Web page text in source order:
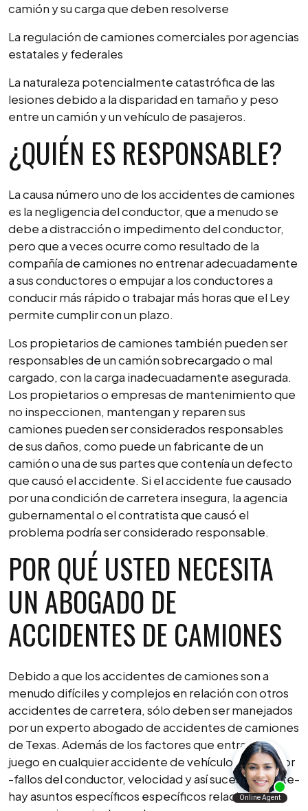
camión y su carga que deben resolverse
La regulación de camiones comerciales por agencias
estatales y federales
La naturaleza potencialmente catastrófica de las
lesiones debido a la disparidad en tamaño y peso
entre un camión y un vehículo de pasajeros.
¿QUIÉN ES RESPONSABLE?
La causa número uno de los accidentes de camiones
es la negligencia del conductor, que a menudo se
debe a distracción o impedimento del conductor,
pero que a veces ocurre como resultado de la
compañía de camiones no entrenar adecuadamente
a sus conductores o empujar a los conductores a
conducir más rápido o trabajar más horas que el Ley
permite cumplir con un plazo.
Los propietarios de camiones también pueden ser
responsables de un camión sobrecargado o mal
cargado, con la carga inadecuadamente asegurada.
Los propietarios o empresas de mantenimiento que
no inspeccionen, mantengan y reparen sus
camiones pueden ser considerados responsables
de sus daños, como puede un fabricante de un
camión o una de sus partes que contenía un defecto
que causó el accidente. Si el accidente fue causado
por una condición de carretera insegura, la agencia
gubernamental o el contratista que causó el
problema podría ser considerado responsable.
POR QUÉ USTED NECESITA
UN ABOGADO DE
ACCIDENTES DE CAMIONES
Debido a que los accidentes de camiones son a
menudo difíciles y complejos en relación con otros
accidentes de carretera, sólo deben ser manejados
por un experto abogado de accidentes de camiones
de Texas. Además de los factores que entran en
juego en cualquier accidente de vehículo automotor
-fallos del conductor, velocidad y así sucesivamente-
hay asuntos específicos específicos relacionados